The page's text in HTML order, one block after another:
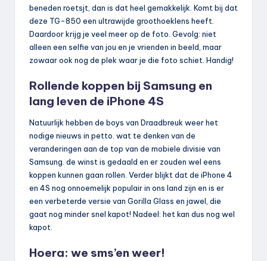
beneden roetsjt, dan is dat heel gemakkelijk. Komt bij dat
deze TG-850 een ultrawijde groothoeklens heeft.
Daardoor krijg je veel meer op de foto. Gevolg: niet
alleen een selfie van jou en je vrienden in beeld, maar
zowaar ook nog de plek waar je die foto schiet. Handig!
Rollende koppen bij Samsung en
lang leven de iPhone 4S
Natuurlijk hebben de boys van Draadbreuk weer het
nodige nieuws in petto. wat te denken van de
veranderingen aan de top van de mobiele divisie van
Samsung. de winst is gedaald en er zouden wel eens
koppen kunnen gaan rollen. Verder blijkt dat de iPhone 4
en 4S nog onnoemelijk populair in ons land zijn en is er
een verbeterde versie van Gorilla Glass en jawel, die
gaat nog minder snel kapot! Nadeel: het kan dus nog wel
kapot.
Hoera: we sms’en weer!